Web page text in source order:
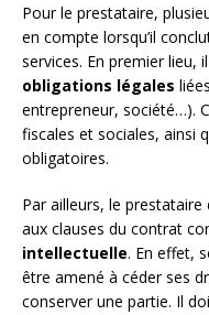
Pour le prestataire,
en compte lorsqu’il
services. En premier lieu,
obligations légales
entrepreneur, société…).
fiscales et sociales, ainsi
obligatoires.
Par ailleurs, le
aux clauses du contrat
intellectuelle. En effet,
être amené à céder ses
conserver une partie. Il